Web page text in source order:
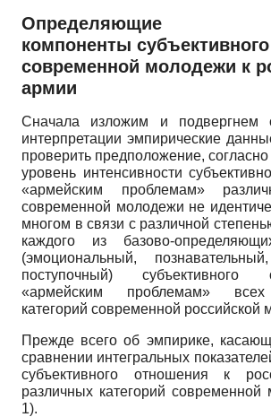
Определяющие
компоненты
современной молодежи к
армии
Сначала изложим и подвергнем
интерпретации эмпирические
проверить предположение,
уровень интенсивности
«армейским проблемам»
современной молодежи не
многом в связи с различной
каждого из базово-
(эмоциональный,
поступочный)
«армейским проблемам»
категорий современной российской
Прежде всего об эмпирике,
сравнении интегральных
субъективного отношения к
различных категорий современной
1).